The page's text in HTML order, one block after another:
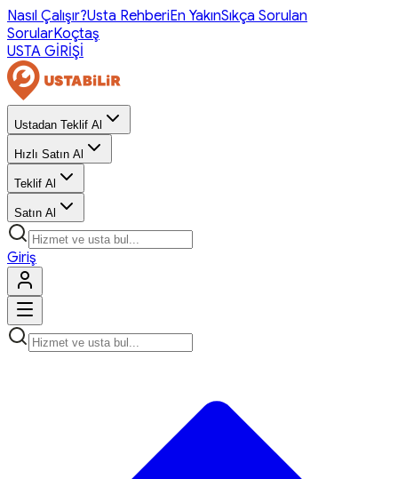
Nasıl Çalışır?Usta RehberiEn YakınSıkça Sorulan
SorularKoçtaş
USTA GİRİŞİ
Ustadan Teklif Al
Hızlı Satın Al
Teklif Al
Satın Al
Giriş